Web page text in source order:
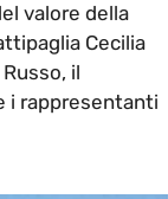
valore della
Cecilia
il
i rappresentanti